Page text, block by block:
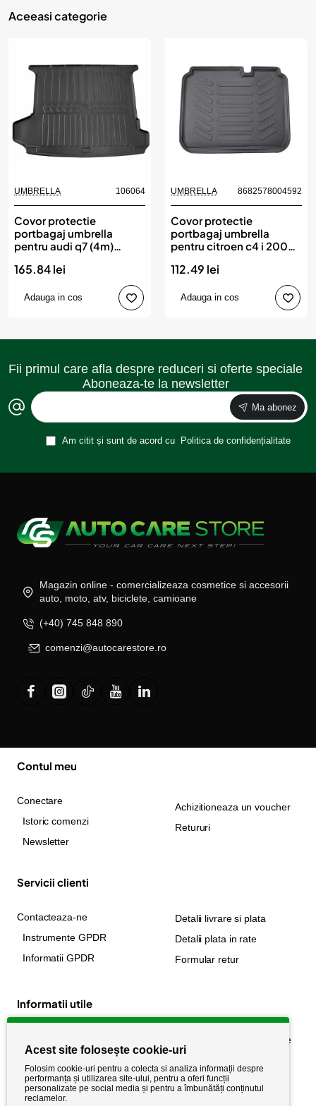
Aceeasi categorie
UMBRELLA 106064
Covor protectie
portbagaj umbrella
pentru audi q7 (4m)
165.84 lei
Adauga in cos
UMBRELLA 8682578004592
Covor protectie
portbagaj umbrella
pentru citroen c4 i 2004-
112.49 lei
Adauga in cos
Fii primul care afla despre reduceri si oferte speciale
Aboneaza-te la newsletter
Ma abonez
Am citit și sunt de acord cu Politica de confidențialitate
Magazin online - comercializeaza cosmetice si accesorii
auto, moto, atv, biciclete, camioane
(+40) 745 848 890
comenzi@autocarestore.ro
Contul meu
Conectare
Istoric comenzi
Newsletter
Achizitioneaza un voucher
Retururi
Servicii clienti
Contacteaza-ne
Instrumente GPDR
Informatii GPDR
Detalii livrare si plata
Detalii plata in rate
Formular retur
Informatii utile
Politica de cookie
Politica de confidențialitate
Termeni si conditii
Acest site folosește cookie-uri
Folosim cookie-uri pentru a colecta si analiza informații despre
performanța și utilizarea site-ului, pentru a oferi funcții
personalizate pe social media și pentru a îmbunătăți conținutul
reclamelor.